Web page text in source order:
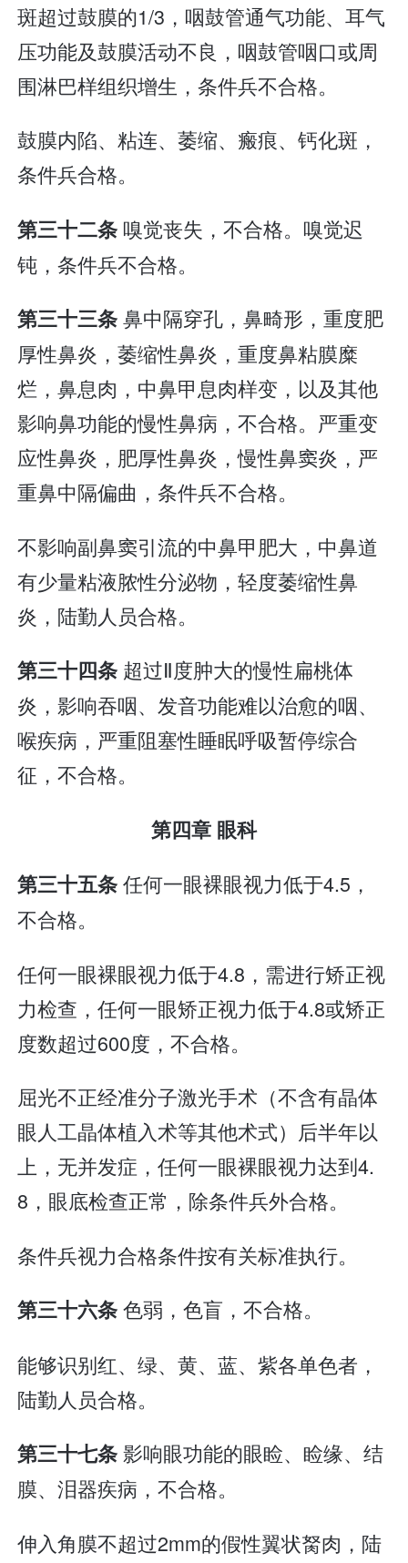
斑超过鼓膜的1/3，咽鼓管通气功能、耳气
压功能及鼓膜活动不良，咽鼓管咽口或周
围淋巴样组织增生，条件兵不合格。
鼓膜内陷、粘连、萎缩、瘢痕、钙化斑，
条件兵合格。
第三十二条 嗅觉丧失，不合格。嗅觉迟
钝，条件兵不合格。
第三十三条鼻中隔穿孔，鼻畸形，重度肥
厚性鼻炎，萎缩性鼻炎，重度鼻粘膜糜
烂，鼻息肉，中鼻甲息肉样变，以及其他
影响鼻功能的慢性鼻病，不合格。严重变
应性鼻炎，肥厚性鼻炎，慢性鼻窦炎，严
重鼻中隔偏曲，条件兵不合格。
不影响副鼻窦引流的中鼻甲肥大，中鼻道
有少量粘液脓性分泌物，轻度萎缩性鼻
炎，陆勤人员合格。
第三十四条 超过Ⅱ度肿大的慢性扁桃体
炎，影响吞咽、发音功能难以治愈的咽、
喉疾病，严重阻塞性睡眠呼吸暂停综合
征，不合格。
第四章 眼科
第三十五条任何一眼裸眼视力低于4.5，
不合格。
任何一眼裸眼视力低于4.8，需进行矫正视
力检查，任何一眼矫正视力低于4.8或矫正
度数超过600度，不合格。
屈光不正经准分子激光手术（不含有晶体
眼人工晶体植入术等其他术式）后半年以
上，无并发症，任何一眼裸眼视力达到4.
8，眼底检查正常，除条件兵外合格。
条件兵视力合格条件按有关标准执行。
第三十六条色弱，色盲，不合格。
能够识别红、绿、黄、蓝、紫各单色者，
陆勤人员合格。
第三十七条影响眼功能的眼睑、睑缘、结
膜、泪器疾病，不合格。
伸入角膜不超过2mm的假性翼状胬肉，陆